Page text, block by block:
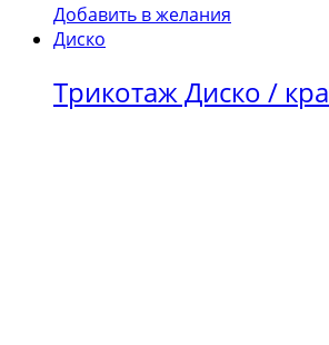
Добавить в желания
Диско
Трикотаж Диско /